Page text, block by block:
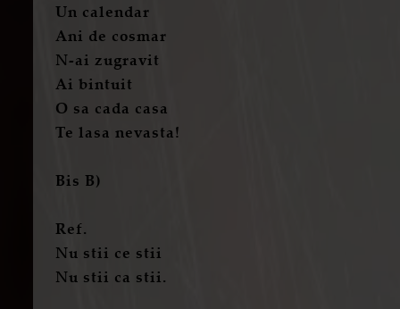
Un calendar
Ani de cosmar
N-ai zugravit
Ai bintuit
O sa cada casa
Te lasa nevasta!
Bis B)
Ref.
Nu stii ce stii
Nu stii ca stii.